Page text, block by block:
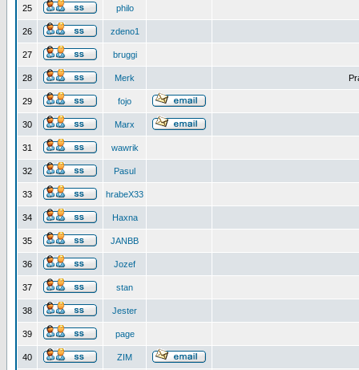
25 philo
26 zdeno1
27 bruggi
28 Merk
29 fojo
30 Marx
31 wawrik
32 Pasul
33 hrabeX33
34 Haxna
35 JANBB
36 Jozef
37 stan
38 Jester
39 page
40 ZIM